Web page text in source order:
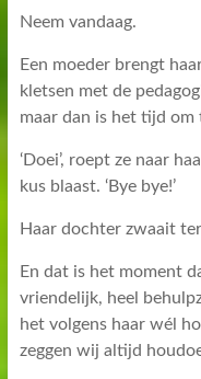
Neem vandaag.
Een moeder brengt
kletsen met de
maar dan is het tijd om
‘Doei’, roept ze naar
kus blaast. ‘Bye bye!’
Haar dochter zwaait
En dat is het moment
vriendelijk, heel
het volgens haar wél
zeggen wij altijd